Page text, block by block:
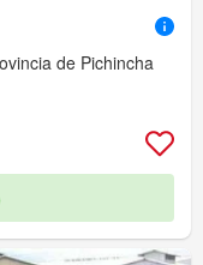
de Pichincha